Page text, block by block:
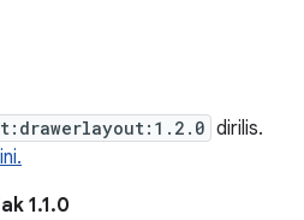
dirilis.
1.1.0